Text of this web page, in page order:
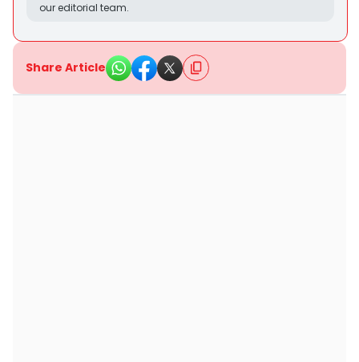
our editorial team.
Share Article